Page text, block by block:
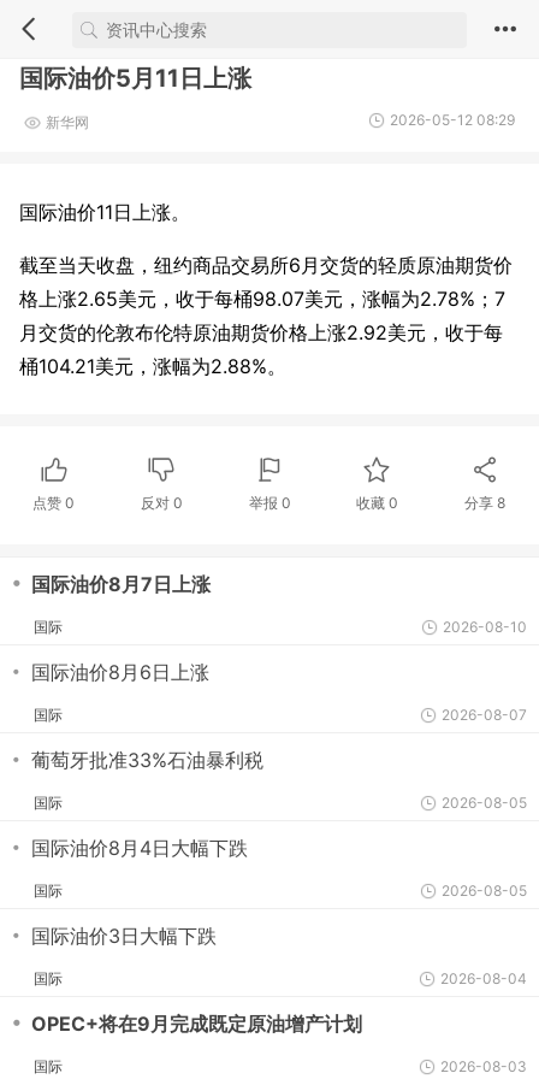
国际油价5月11日上涨
新华网 2026-05-12 08:29
国际油价11日上涨。
截至当天收盘，纽约商品交易所6月交货的轻质原油期货价
格上涨2.65美元，收于每桶98.07美元，涨幅为2.78%；7
月交货的伦敦布伦特原油期货价格上涨2.92美元，收于每
桶104.21美元，涨幅为2.88%。
点赞0 反对 0 举报 0 收藏 0 分享8
・ 国际油价8月7日上涨
国际 2026-08-10
・ 国际油价8月6日上涨
国际 2026-08-07
・ 葡萄牙批准33%石油暴利税
国际 2026-08-05
・ 国际油价8月4日大幅下跌
国际 2026-08-05
・ 国际油价3日大幅下跌
国际 2026-08-04
・ OPEC+将在9月完成既定原油增产计划
国际 2026-08-03